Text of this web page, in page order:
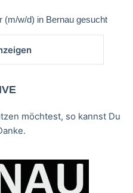
(m/w/d) in Bernau gesucht
möchtest, so kannst Du